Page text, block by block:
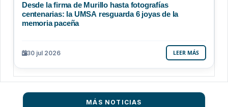
Desde la firma de Murillo hasta fotografías
centenarias: la UMSA resguarda 6 joyas de la
memoria paceña
30 jul 2026 LEER MÁS
MÁS NOTICIAS